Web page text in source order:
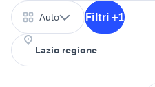
Auto Filtri +1